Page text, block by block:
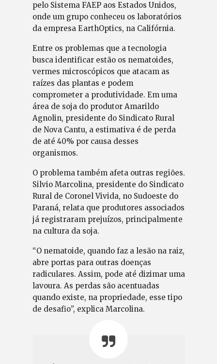
pelo Sistema FAEP aos Estados Unidos,
onde um grupo conheceu os laboratórios
da empresa EarthOptics, na Califórnia.
Entre os problemas que a tecnologia
busca identificar estão os nematoides,
vermes microscópicos que atacam as
raízes das plantas e podem
comprometer a produtividade. Em uma
área de soja do produtor Amarildo
Agnolin, presidente do Sindicato Rural
de Nova Cantu, a estimativa é de perda
de até 40% por causa desses
organismos.
O problema também afeta outras regiões.
Silvio Marcolina, presidente do Sindicato
Rural de Coronel Vivida, no Sudoeste do
Paraná, relata que produtores associados
já registraram prejuízos, principalmente
na cultura da soja.
“O nematoide, quando faz a lesão na raiz,
abre portas para outras doenças
radiculares. Assim, pode até dizimar uma
lavoura. As perdas são acentuadas
quando existe, na propriedade, esse tipo
de desafio”, explica Marcolina.